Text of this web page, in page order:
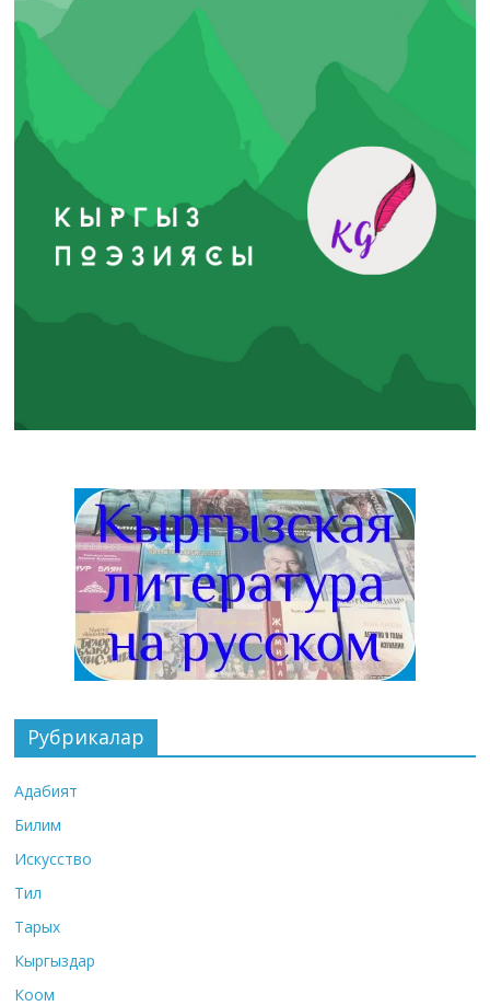
Рубрикалар
Адабият
Билим
Искусство
Тил
Тарых
Кыргыздар
Коом